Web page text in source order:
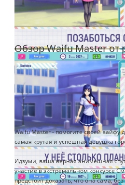
Обзор Waifu Master от
Waifu Master - помогите своей вайфу
самая крутая и успешная девушка
Идзуми, ваша верная анимешная
участие в экстремальном конкурсе
предстоит доказать, что она сама,